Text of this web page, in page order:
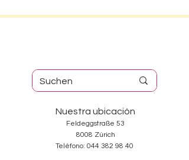
Nuestra ubicación
Feldeggstraße 53
8008 Zúrich
Teléfono: 044 382 98 40